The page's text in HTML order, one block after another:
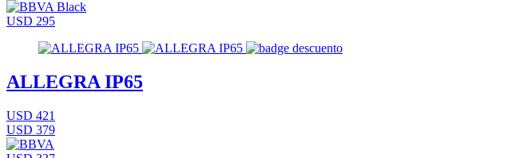
USD 295
ALLEGRA IP65
USD 421
USD 379